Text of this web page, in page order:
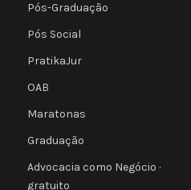
Pós-Graduação
Pós Social
PratikaJur
OAB
Maratonas
Graduação
Advocacia como Negócio ·
gratuito